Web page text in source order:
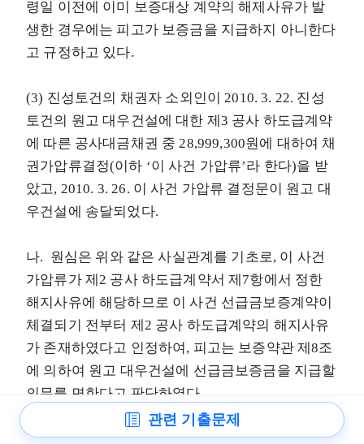
령일 이전에 이미 보증대상 계약의 해제사유가 발
생한 경우에는 피고가 보증금을 지급하지 아니한다
고 규정하고 있다.
(3) 진성토건의 채권자 소외인이 2010. 3. 22. 진성
토건의 원고 대우건설에 대한 제3 공사 하도급계약
에 따른 공사대금채권 중 28,999,300원에 대하여 채
권가압류결정(이하 ‘이 사건 가압류’라 한다)을 받
았고, 2010. 3. 26. 이 사건 가압류 결정문이 원고 대
우건설에 송달되었다.
나. 원심은 위와 같은 사실관계를 기초로, 이 사건
가압류가 제2 공사 하도급계약서 제7항에서 정한
해지사유에 해당하므로 이 사건 선급금보증계약이
체결되기 전부터 제2 공사 하도급계약의 해지사유
가 존재하였다고 인정하여, 피고는 보증약관 제8조
에 의하여 원고 대우건설에 선급금보증금을 지급할
의무를 면한다고 판단하였다.
다. 그러나 앞에서 제2 공사 하도급계약에 관한 제2
관련 기출문제